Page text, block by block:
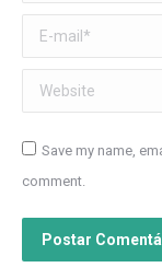
E-mail *
Website
Save my name,
comment.
Postar